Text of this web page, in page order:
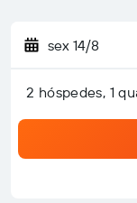
sex 14/8
2 hóspedes, 1